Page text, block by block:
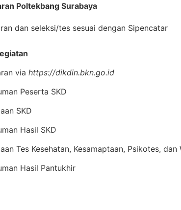
Poltekbang Surabaya
dan seleksi/tes sesuai dengan Sipencatar
via https://dikdin.bkn.go.id
Peserta SKD
SKD
Hasil SKD
Tes Kesehatan, Kesamaptaan, Psikotes, dan
Hasil Pantukhir